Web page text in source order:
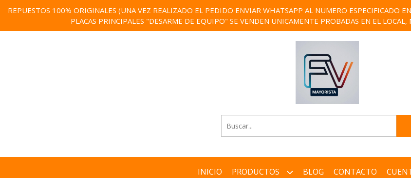
REPUESTOS 100% ORIGINALES (UNA VEZ REALIZADO EL PEDIDO ENVIAR WHATSAPP AL NUMERO
PLACAS PRINCIPALES "DESARME DE EQUIPO" SE VENDEN UNICAMENTE PROBADAS EN EL
INICIO PRODUCTOS BLOG CONTACTO